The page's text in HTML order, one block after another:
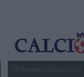
29 Novembre 2015,ore 12.31